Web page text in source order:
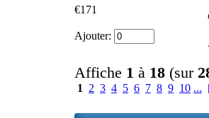
€171
Ajouter:
Affiche 1 à 18 (sur
1 2 3 4 5 6 7 8 9 10 ...